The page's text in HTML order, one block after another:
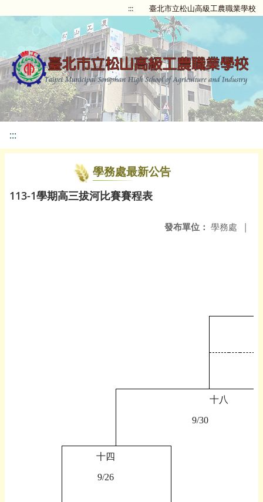
::: 臺北市立松山高級工農職業學校
:::
學務處最新公告
113-1學期高三拔河比賽賽程表
發布單位： 學務處 |
十八
9/30
十四
9/26